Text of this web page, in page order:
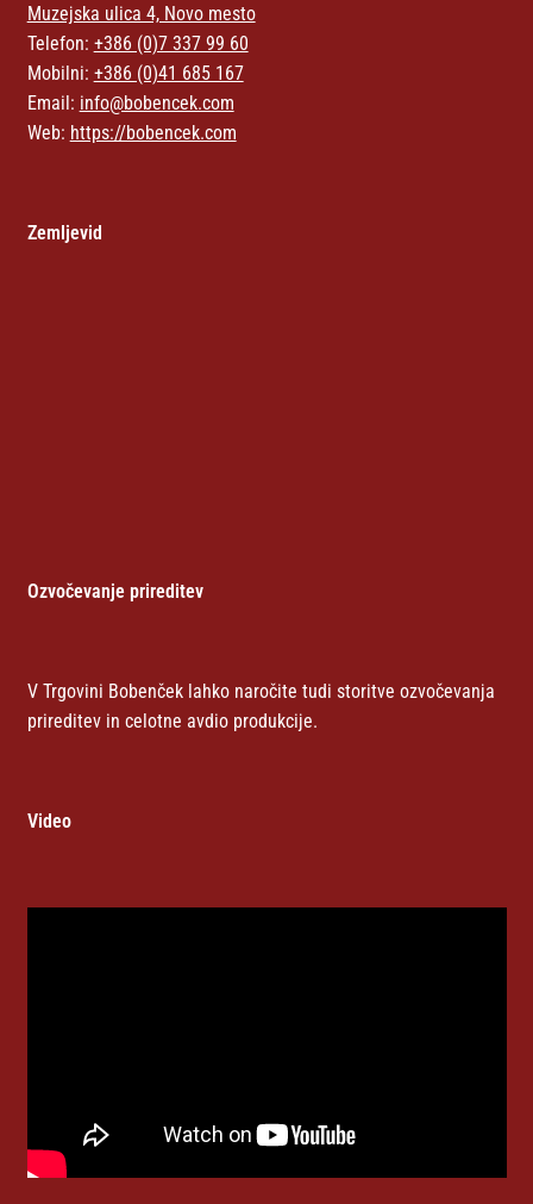
Muzejska ulica 4, Novo mesto
Telefon: +386 (0)7 337 99 60
Mobilni: +386 (0)41 685 167
Email: info@bobencek.com
Web: https://bobencek.com
Zemljevid
Ozvočevanje prireditev
V Trgovini Bobenček lahko naročite tudi storitve ozvočevanja
prireditev in celotne avdio produkcije.
Video